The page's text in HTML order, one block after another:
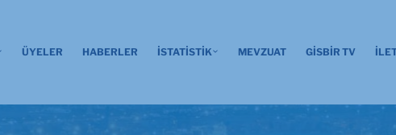
ÜYELER HABERLER İSTATİSTİK MEVZUAT GİSBİR TV